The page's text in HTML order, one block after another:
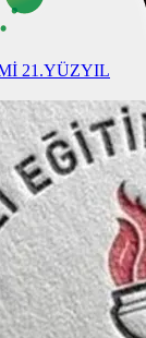
21.YÜZYIL